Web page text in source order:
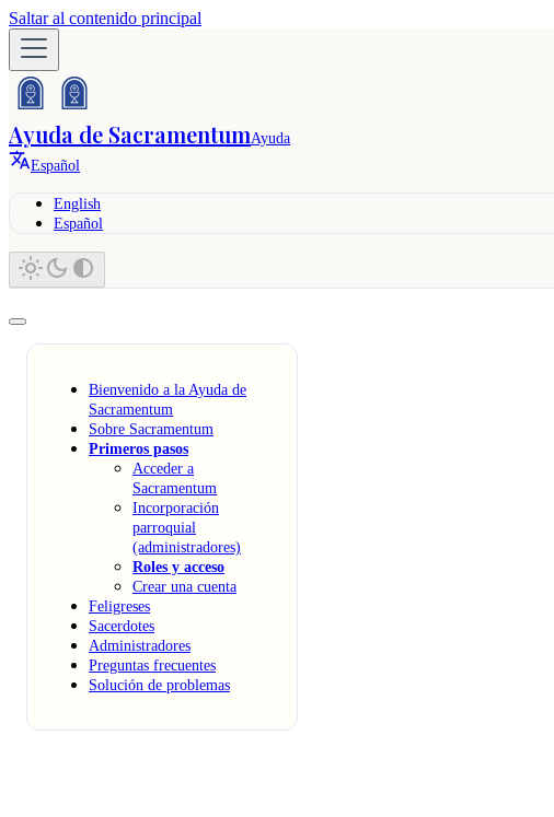
Saltar al contenido principal
Ayuda de SacramentumAyuda
Español
English
Español
Bienvenido a la Ayuda de
Sacramentum
Sobre Sacramentum
Primeros pasos
Acceder a
Sacramentum
Incorporación
parroquial
(administradores)
Roles y acceso
Crear una cuenta
Feligreses
Sacerdotes
Administradores
Preguntas frecuentes
Solución de problemas